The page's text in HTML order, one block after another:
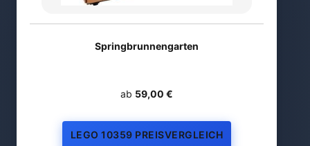
Springbrunnengarten
ab 59,00 €
LEGO 10359 PREISVERGLEICH